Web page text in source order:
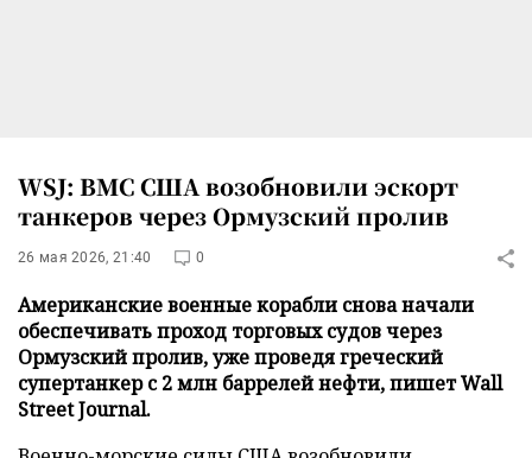
WSJ: ВМС США возобновили эскорт
танкеров через Ормузский пролив
26 мая 2026, 21:40 0
Американские военные корабли снова начали
обеспечивать проход торговых судов через
Ормузский пролив, уже проведя греческий
супертанкер с 2 млн баррелей нефти, пишет Wall
Street Journal.